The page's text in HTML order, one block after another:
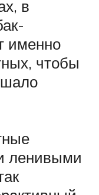
в
именно
чтобы
ленивыми